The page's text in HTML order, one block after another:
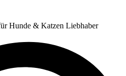
Hunde & Katzen Liebhaber